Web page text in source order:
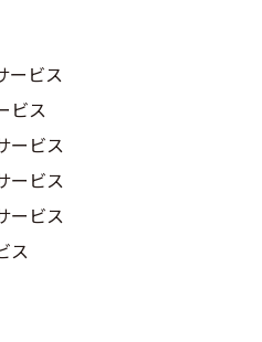
ービス
ビス
ービス
ービス
ービス
ス